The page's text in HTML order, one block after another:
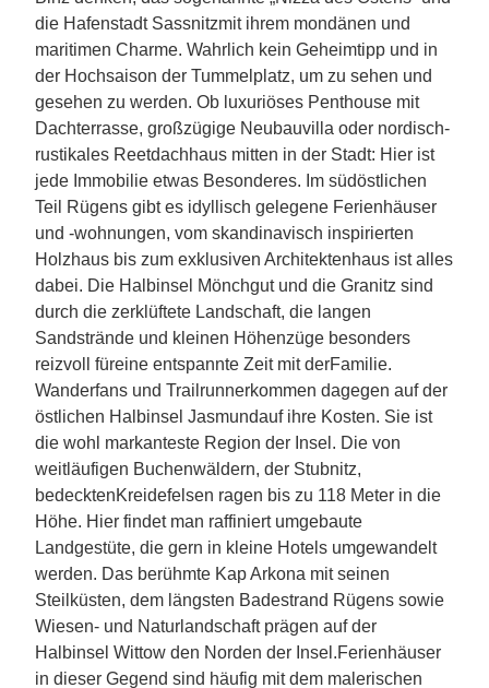
die Hafenstadt Sassnitzmit ihrem mondänen und
maritimen Charme. Wahrlich kein Geheimtipp und in
der Hochsaison der Tummelplatz, um zu sehen und
gesehen zu werden. Ob luxuriöses Penthouse mit
Dachterrasse, großzügige Neubauvilla oder nordisch-
rustikales Reetdachhaus mitten in der Stadt: Hier ist
jede Immobilie etwas Besonderes. Im südöstlichen
Teil Rügens gibt es idyllisch gelegene Ferienhäuser
und -wohnungen, vom skandinavisch inspirierten
Holzhaus bis zum exklusiven Architektenhaus ist alles
dabei. Die Halbinsel Mönchgut und die Granitz sind
durch die zerklüftete Landschaft, die langen
Sandstrände und kleinen Höhenzüge besonders
reizvoll füreine entspannte Zeit mit derFamilie.
Wanderfans und Trailrunnerkommen dagegen auf der
östlichen Halbinsel Jasmundauf ihre Kosten. Sie ist
die wohl markanteste Region der Insel. Die von
weitläufigen Buchenwäldern, der Stubnitz,
bedecktenKreidefelsen ragen bis zu 118 Meter in die
Höhe. Hier findet man raffiniert umgebaute
Landgestüte, die gern in kleine Hotels umgewandelt
werden. Das berühmte Kap Arkona mit seinen
Steilküsten, dem längsten Badestrand Rügens sowie
Wiesen- und Naturlandschaft prägen auf der
Halbinsel Wittow den Norden der Insel.Ferienhäuser
in dieser Gegend sind häufig mit dem malerischen